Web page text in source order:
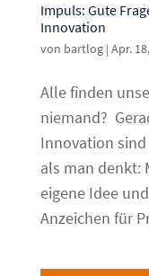
Impuls: Gute
Innovation
von bartlog| Apr.
Alle finden
niemand?
Innovation
als man denkt:
eigene Idee
Anzeichen für